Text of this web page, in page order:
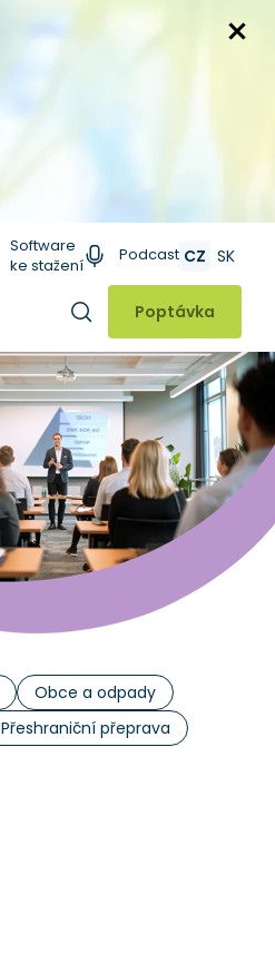
Software
ke stažení
Podcast CZ SK
Hledat
Poptávka
Obce a odpady
Přeshraniční přeprava